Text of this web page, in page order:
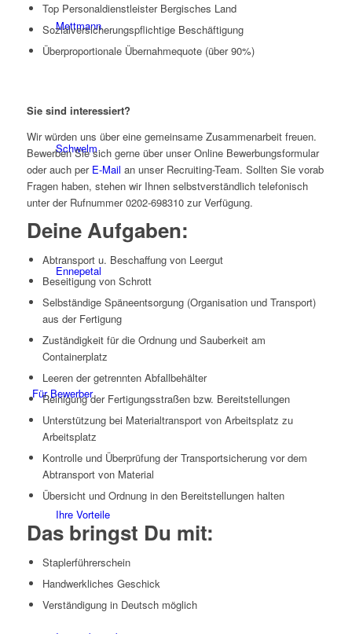
Mettmann
Schwelm
Ennepetal
Für Bewerber
Ihre Vorteile
Top Personaldienstleister Bergisches Land
Sozialversicherungspflichtige Beschäftigung
Überproportionale Übernahmequote (über 90%)
Sie sind interessiert?
Wir würden uns über eine gemeinsame Zusammenarbeit freuen.
Bewerben Sie sich gerne über unser Online Bewerbungsformular
oder auch per E-Mail an unser Recruiting-Team. Sollten Sie vorab
Fragen haben, stehen wir Ihnen selbstverständlich telefonisch
unter der Rufnummer 0202-698310 zur Verfügung.
Deine Aufgaben:
Abtransport u. Beschaffung von Leergut
Beseitigung von Schrott
Selbständige Späneentsorgung (Organisation und Transport)
aus der Fertigung
Zuständigkeit für die Ordnung und Sauberkeit am
Containerplatz
Leeren der getrennten Abfallbehälter
Reinigung der Fertigungsstraßen bzw. Bereitstellungen
Unterstützung bei Materialtransport von Arbeitsplatz zu
Arbeitsplatz
Kontrolle und Überprüfung der Transportsicherung vor dem
Abtransport von Material
Übersicht und Ordnung in den Bereitstellungen halten
Das bringst Du mit:
Staplerführerschein
Handwerkliches Geschick
Verständigung in Deutsch möglich